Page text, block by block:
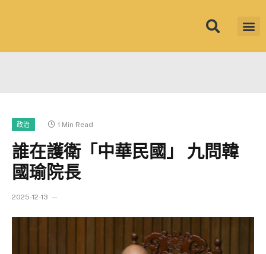
政治 1 Min Read
誰在護衛「中華民國」 九問韓
國瑜院長
2025-12-13